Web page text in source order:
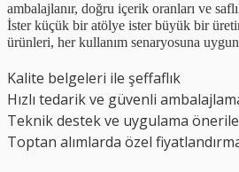
ambalajlanır, doğru içerik oranları ve
İster küçük bir atölye ister büyük bir
ürünleri, her kullanım senaryosuna
Kalite belgeleri ile şeffaflık
Hızlı tedarik ve güvenli
Teknik destek ve uygulama
Toptan alımlarda özel